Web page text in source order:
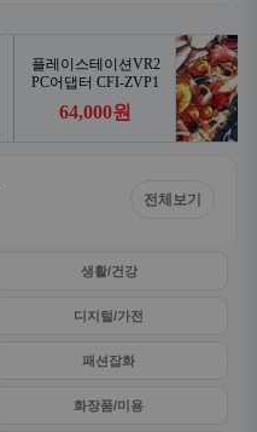
전체보기
생활/건강
디지털/가전
패션잡화
화장품/미용